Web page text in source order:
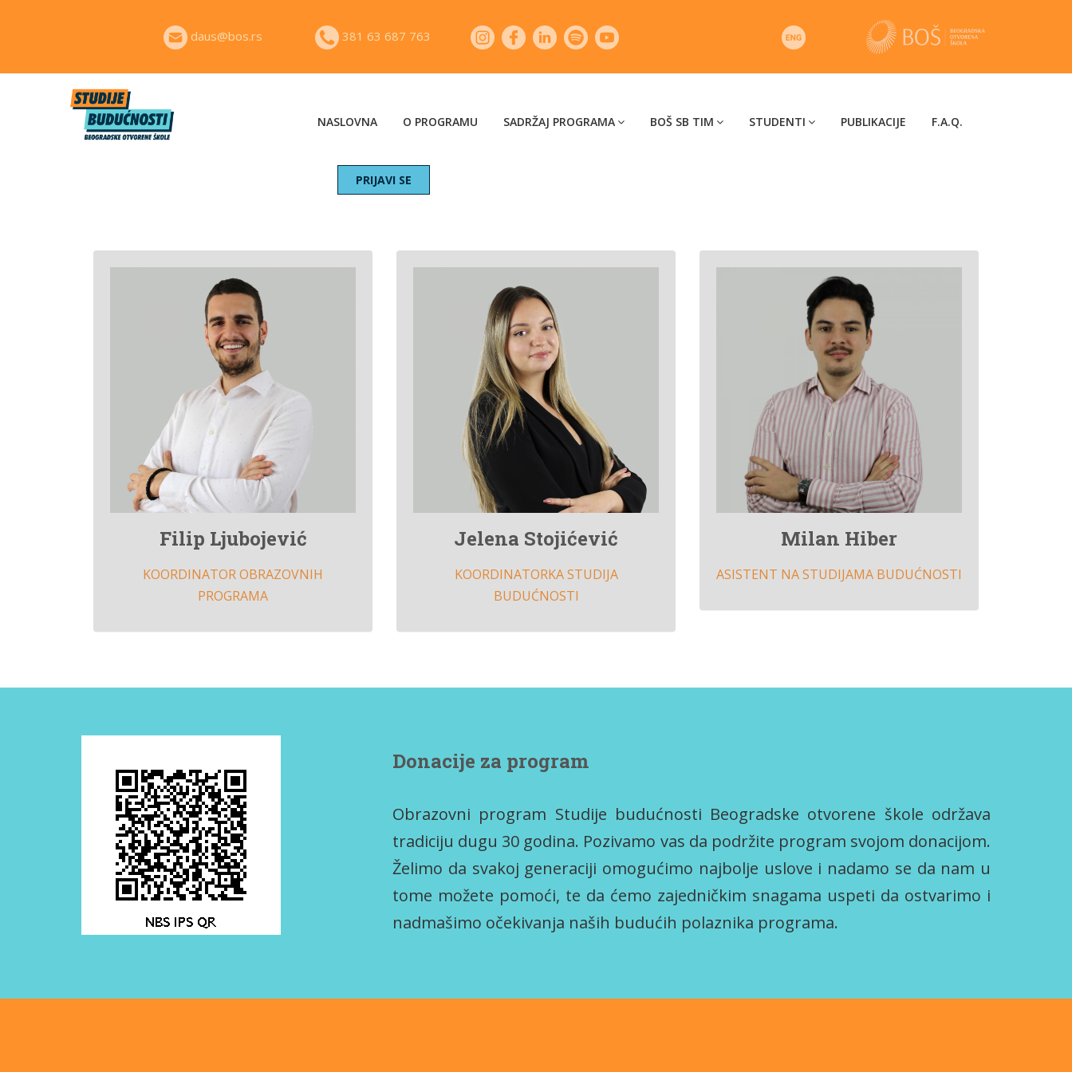
daus@bos.rs 381 63 687 763
NASLOVNA O PROGRAMU SADRŽAJ PROGRAMA BOŠ SB TIM STUDENTI PUBLIKACIJE F.A.Q.
PRIJAVI SE
Filip Ljubojević
KOORDINATOR OBRAZOVNIH
PROGRAMA
Jelena Stojićević
KOORDINATORKA STUDIJA
BUDUĆNOSTI
Milan Hiber
ASISTENT NA STUDIJAMA BUDUĆNOSTI
Donacije za program
Obrazovni program Studije budućnosti Beogradske otvorene škole održava
tradiciju dugu 30 godina. Pozivamo vas da podržite program svojom donacijom.
Želimo da svakoj generaciji omogućimo najbolje uslove i nadamo se da nam u
tome možete pomoći, te da ćemo zajedničkim snagama uspeti da ostvarimo i
nadmašimo očekivanja naših budućih polaznika programa.